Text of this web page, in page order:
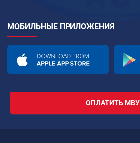
МОБИЛЬНЫЕ ПРИЛОЖЕНИЯ
ОПЛАТИТЬ МВУ